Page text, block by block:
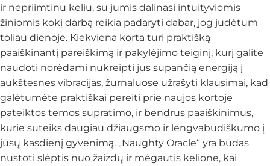
ir nepriimtinu keliu, su jumis dalinasi intuityviomis
žiniomis kokį darbą reikia padaryti dabar, jog judėtum
toliau dienoje. Kiekviena korta turi praktišką
paaiškinantį pareiškimą ir pakylėjimo teiginį, kurį galite
naudoti norėdami nukreipti jus supančią energiją į
aukštesnes vibracijas, žurnaluose užrašyti klausimai, kad
galėtumėte praktiškai pereiti prie naujos kortoje
pateiktos temos supratimo, ir bendrus paaiškinimus,
kurie suteiks daugiau džiaugsmo ir lengvabūdiškumo į
jūsų kasdienį gyvenimą. „Naughty Oracle“ yra būdas
nustoti slėptis nuo žaizdų ir mėgautis kelione, kai